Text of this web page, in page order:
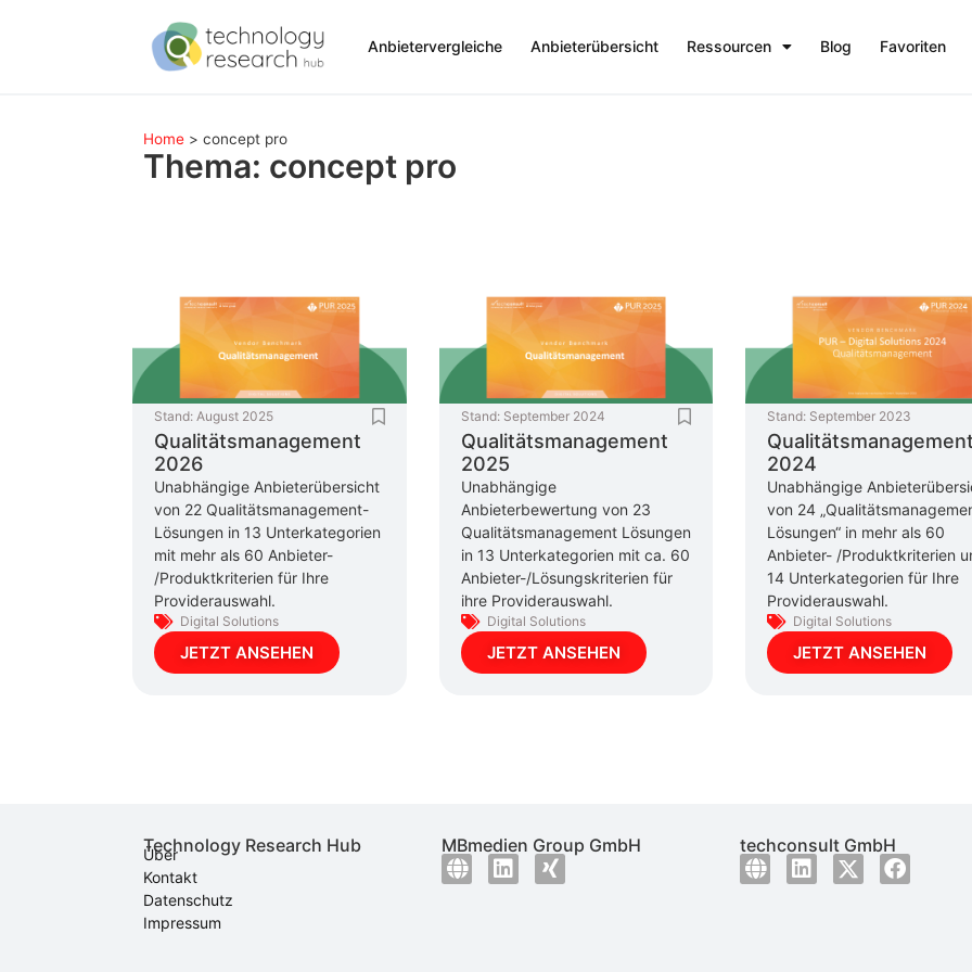
Anbietervergleiche Anbieterübersicht Ressourcen Blog Favoriten
Home > concept pro
Thema: concept pro
Stand: August 2025
Qualitätsmanagement
2026
Unabhängige Anbieterübersicht
von 22 Qualitätsmanagement-
Lösungen in 13 Unterkategorien
mit mehr als 60 Anbieter-
/Produktkriterien für Ihre
Providerauswahl.
Digital Solutions
JETZT ANSEHEN
Stand: September 2024
Qualitätsmanagement
2025
Unabhängige
Anbieterbewertung von 23
Qualitätsmanagement Lösungen
in 13 Unterkategorien mit ca. 60
Anbieter-/Lösungskriterien für
ihre Providerauswahl.
Digital Solutions
JETZT ANSEHEN
Stand: September 2023
2024
Unabhängige
von 24
Lösungen“ in mehr als 60
Anbieter- /Produktkriterien
14 Unterkategorien für Ihre
Providerauswahl.
Digital Solutions
JETZT ANSEHEN
Technology Research Hub
Über
Kontakt
Datenschutz
Impressum
MBmedien Group GmbH techconsult GmbH